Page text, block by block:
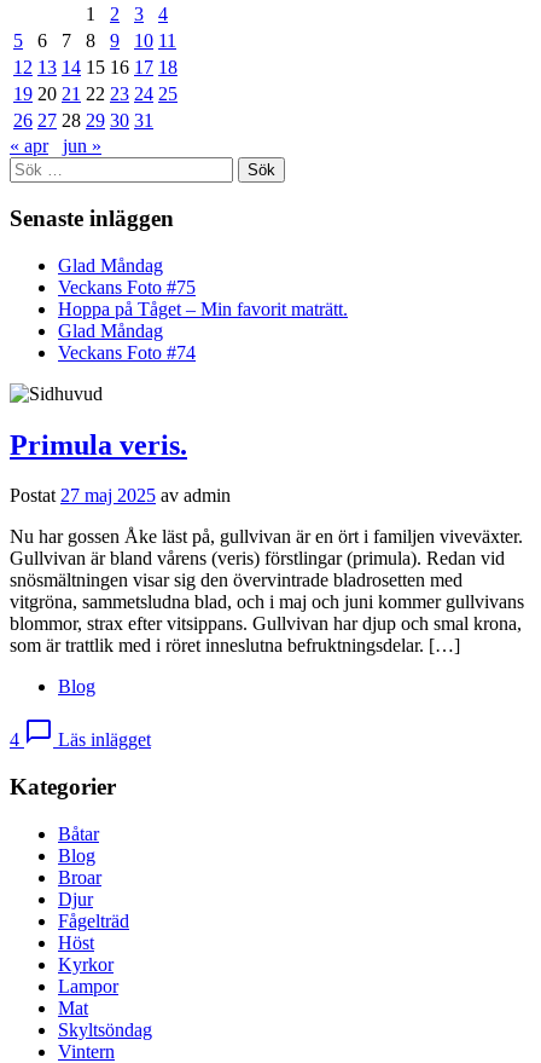
1
2 3
4
5
6 7 8 9 10 11
12 13 14 15 16 17 18
19 20 21 22 23 24 25
26 27 28 29 30 31
« apr
jun »
Sök
efter:
Senaste inläggen
Glad Måndag
Veckans Foto #75
Hoppa på Tåget – Min favorit maträtt.
Glad Måndag
Veckans Foto #74
Primula veris.
Postat27 maj 2025 av admin
Nu har gossen Åke läst på, gullvivan är en ört i familjen viveväxter.
Gullvivan är bland vårens (veris) förstlingar (primula). Redan vid
snösmältningen visar sig den övervintrade bladrosetten med
vitgröna, sammetsludna blad, och i maj och juni kommer gullvivans
blommor, strax efter vitsippans. Gullvivan har djup och smal krona,
som är trattlik med i röret inneslutna befruktningsdelar. […]
Blog
4 chat_bubble_outline Läs inlägget
Kategorier
Båtar
Blog
Broar
Djur
Fågelträd
Höst
Kyrkor
Lampor
Mat
Skyltsöndag
Vintern